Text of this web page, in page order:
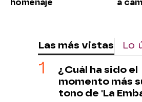
homenaje
a
Las más vistas Lo
¿Cuál ha sido el
momento más
tono de 'La